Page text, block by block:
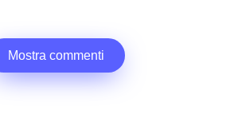
Mostra commenti